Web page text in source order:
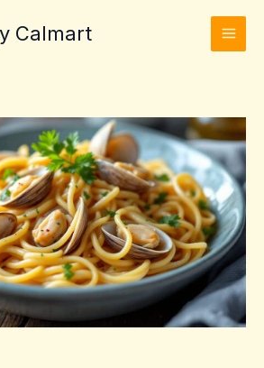
Calmart